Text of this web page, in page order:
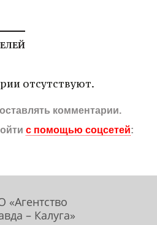
отсутствуют.
комментарии.
с помощью соцсетей:
– Калуга»